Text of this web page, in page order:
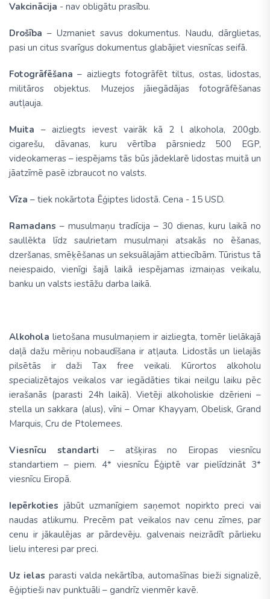
Vakcinācija - nav obligātu prasību.
Drošība – Uzmaniet savus dokumentus. Naudu, dārglietas,
pasi un citus svarīgus dokumentus glabājiet viesnīcas seifā.
Fotogrāfēšana – aizliegts fotogrāfēt tiltus, ostas, lidostas,
militāros objektus. Muzejos jāiegādājas fotogrāfēšanas
autļauja.
Muita – aizliegts ievest vairāk kā 2 l alkohola, 200gb.
cigarešu, dāvanas, kuru vērtība pārsniedz 500 EGP,
videokameras – iespējams tās būs jādeklarē lidostas muitā un
jāatzīmē pasē izbraucot no valsts.
Vīza – tiek nokārtota Ēģiptes lidostā. Cena - 15 USD.
Ramadans – musulmaņu tradīcija – 30 dienas, kuru laikā no
saullēkta līdz saulrietam musulmaņi atsakās no ēšanas,
dzeršanas, smēķēšanas un seksuālajām attiecībām. Tūristus tā
neiespaido, vienīgi šajā laikā iespējamas izmaiņas veikalu,
banku un valsts iestāžu darba laikā.
Alkohola lietošana musulmaņiem ir aizliegta, tomēr lielākajā
daļā dažu mēriņu nobaudīšana ir atļauta. Lidostās un lielajās
pilsētās ir daži Tax free veikali. Kūrortos alkoholu
specializētajos veikalos var iegādāties tikai neilgu laiku pēc
ierašanās (parasti 24h laikā). Vietēji alkoholiskie dzērieni –
stella un sakkara (alus), vīni – Omar Khayyam, Obelisk, Grand
Marquis, Cru de Ptolemees.
Viesnīcu standarti – atšķiras no Eiropas viesnīcu
standartiem – piem. 4* viesnīcu Ēģiptē var pielīdzināt 3*
viesnīcu Eiropā.
Iepērkoties jābūt uzmanīgiem saņemot nopirkto preci vai
naudas atlikumu. Precēm pat veikalos nav cenu zīmes, par
cenu ir jākaulējas ar pārdevēju. galvenais neizrādīt pārlieku
lielu interesi par preci.
Uz ielas parasti valda nekārtība, automašīnas bieži signalizē,
ēģiptieši nav punktuāli – gandrīz vienmēr kavē.